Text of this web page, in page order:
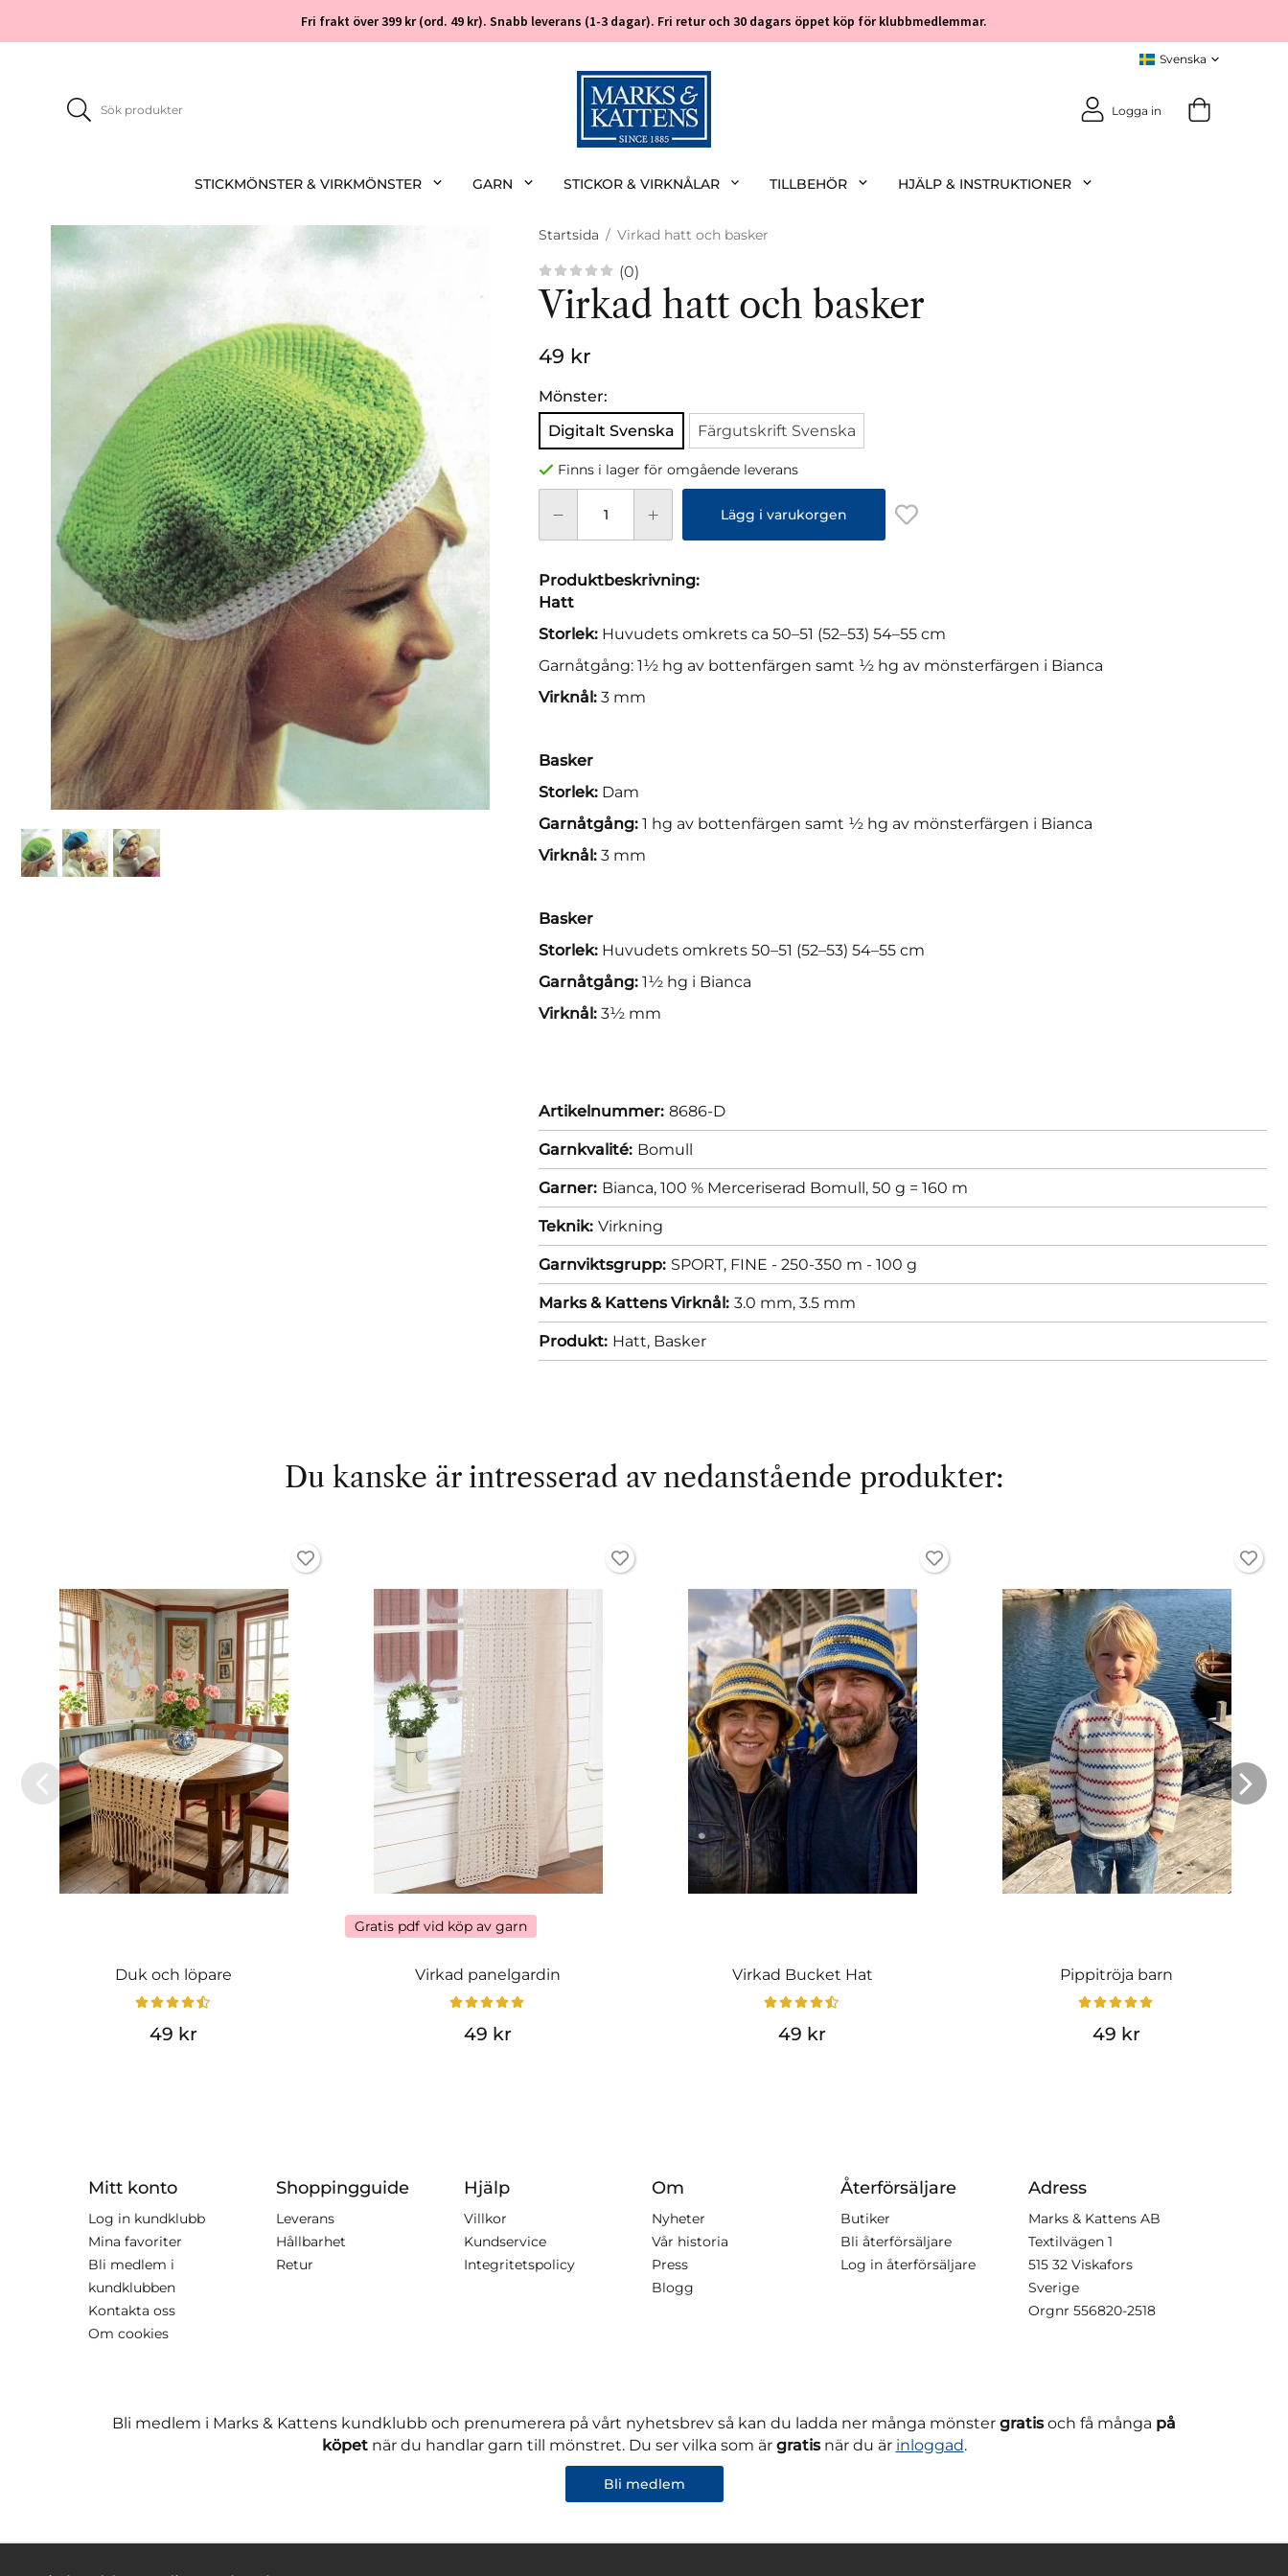
Fri frakt över 399 kr (ord. 49 kr). Snabb leverans (1-3 dagar). Fri retur och 30 dagars öppet köp för klubbmedlemmar.
Logga in
STICKMÖNSTER & VIRKMÖNSTER GARN STICKOR & VIRKNÅLAR TILLBEHÖR HJÄLP & INSTRUKTIONER
Startsida / Virkad hatt och basker
(0)
Virkad hatt och basker
49 kr
Mönster:
Digitalt Svenska
Färgutskrift Svenska
Finns i lager för omgående leverans
Lägg i varukorgen
Produktbeskrivning:
Hatt
Storlek: Huvudets omkrets ca 50–51 (52–53) 54–55 cm
Garnåtgång: 1½ hg av bottenfärgen samt ½ hg av mönsterfärgen i Bianca
Virknål: 3 mm
Basker
Storlek: Dam
Garnåtgång: 1 hg av bottenfärgen samt ½ hg av mönsterfärgen i Bianca
Virknål: 3 mm
Basker
Storlek: Huvudets omkrets 50–51 (52–53) 54–55 cm
Garnåtgång: 1½ hg i Bianca
Virknål: 3½ mm
Artikelnummer: 8686-D
Garnkvalité: Bomull
Garner: Bianca, 100 % Merceriserad Bomull, 50 g = 160 m
Teknik: Virkning
Garnviktsgrupp: SPORT, FINE - 250-350 m - 100 g
Marks & Kattens Virknål: 3.0 mm, 3.5 mm
Produkt: Hatt, Basker
Du kanske är intresserad av nedanstående produkter:
Duk och löpare
49 kr
Gratis pdf vid köp av garn
Virkad panelgardin
49 kr
Virkad Bucket Hat
49 kr
Pippitröja barn
49 kr
Mitt konto
Log in kundklubb
Mina favoriter
Bli medlem i
kundklubben
Kontakta oss
Om cookies
Shoppingguide
Leverans
Hållbarhet
Retur
Hjälp
Villkor
Kundservice
Integritetspolicy
Om
Nyheter
Vår historia
Press
Blogg
Återförsäljare
Butiker
Bli återförsäljare
Log in återförsäljare
Adress
Marks & Kattens AB
Textilvägen 1
515 32 Viskafors
Sverige
Orgnr 556820-2518
Bli medlem i Marks & Kattens kundklubb och prenumerera på vårt nyhetsbrev så kan du ladda ner många mönster gratisoch få många på
köpetnär du handlar garn till mönstret. Du ser vilka som är gratisnär du är inloggad.
Bli medlem